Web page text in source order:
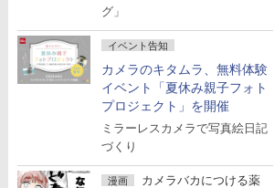
グ」
イベント告知
カメラのキタムラ、無料体験
イベント「夏休み親子フォト
プロジェクト」を開催
ミラーレスカメラで写真絵日記
づくり
漫画
カメラバカにつける薬